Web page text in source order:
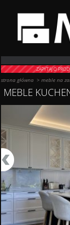
ZAPYTAJ O
strona główna >meble na
MEBLE